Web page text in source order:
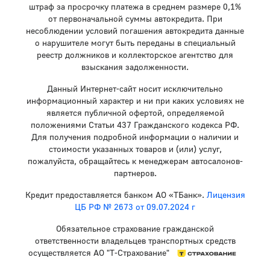
штраф за просрочку платежа в среднем размере 0,1%
от первоначальной суммы автокредита. При
несоблюдении условий погашения автокредита данные
о нарушителе могут быть переданы в специальный
реестр должников и коллекторское агентство для
взыскания задолженности.
Данный Интернет-сайт носит исключительно
информационный характер и ни при каких условиях не
является публичной офертой, определяемой
положениями Статьи 437 Гражданского кодекса РФ.
Для получения подробной информации о наличии и
стоимости указанных товаров и (или) услуг,
пожалуйста, обращайтесь к менеджерам автосалонов-
партнеров.
Кредит предоставляется банком АО «ТБанк». Лицензия
ЦБ РФ № 2673 от 09.07.2024 г
Обязательное страхование гражданской
ответственности владельцев транспортных средств
осуществляется АО "Т-Страхование"